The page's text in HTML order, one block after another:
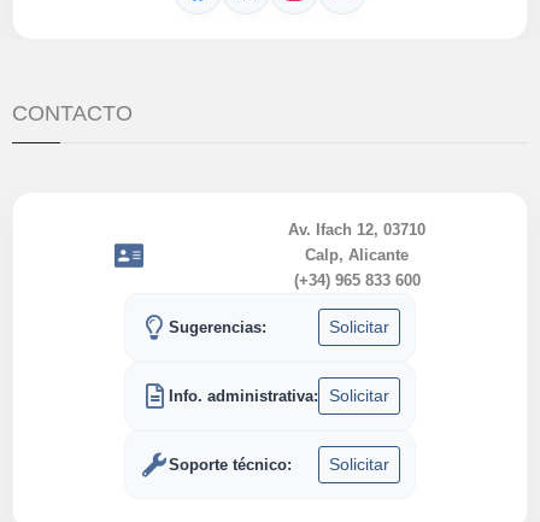
CONTACTO
Av. Ifach 12, 03710
Calp, Alicante
(+34) 965 833 600
Sugerencias: Solicitar
Info. administrativa: Solicitar
Soporte técnico: Solicitar